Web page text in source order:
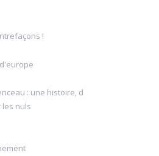
!
: une histoire, d
nuls